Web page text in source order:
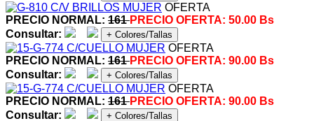
OFERTA
PRECIO NORMAL: 161PRECIO OFERTA: 50.00 Bs
Consultar:
+ Colores/Tallas
OFERTA
PRECIO NORMAL: 161PRECIO OFERTA: 90.00 Bs
Consultar:
+ Colores/Tallas
OFERTA
PRECIO NORMAL: 161PRECIO OFERTA: 90.00 Bs
Consultar:
+ Colores/Tallas